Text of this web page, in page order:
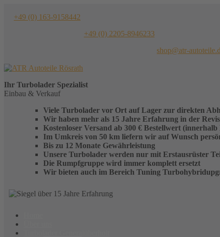
+49 (0) 163-9158442
+49 (0) 2205-8946233
shop@atr-
Ihr Turbolader Spezialist
Einbau & Verkauf
Viele Turbolader vor Ort auf Lager zur direkten
Wir haben mehr als 15 Jahre Erfahrung in der
Kostenloser Versand ab 300 € Bestellwert (innerhalb
Im Umkreis von 50 km liefern wir auf Wunsch
Bis zu 12 Monate Gewährleistung
Unsere Turbolader werden nur mit Erstausrüster
Die Rumpfgruppe wird immer komplett ersetzt
Wir bieten auch im Bereich Tuning